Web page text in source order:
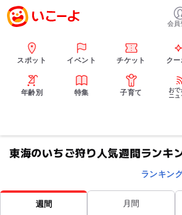
会員
スポット イベント チケット ク
年齢別 特集 子育て
おで
ニュ
東海のいちご狩り人気週間ランキ
ランキン
週間 月間